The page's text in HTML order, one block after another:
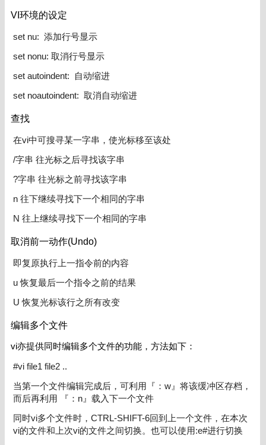
VI环境的设定
set nu: 添加行号显示
set nonu: 取消行号显示
set autoindent: 自动缩进
set noautoindent: 取消自动缩进
查找
在vi中可搜寻某一字串，使光标移至该处
/字串 往光标之后寻找该字串
?字串 往光标之前寻找该字串
n 往下继续寻找下一个相同的字串
N 往上继续寻找下一个相同的字串
取消前一动作(Undo)
即复原执行上一指令前的内容
u 恢复最后一个指令之前的结果
U 恢复光标该行之所有改变
编辑多个文件
vi亦提供同时编辑多个文件的功能，方法如下：
#vi file1 file2 ..
当第一个文件编辑完成后，可利用『：w』将该缓冲区存档，
而后再利用 『：n』载入下一个文件
同时vi多个文件时，CTRL-SHIFT-6回到上一个文件，在本次
vi的文件和上次vi的文件之间切换。也可以使用:e#进行切换